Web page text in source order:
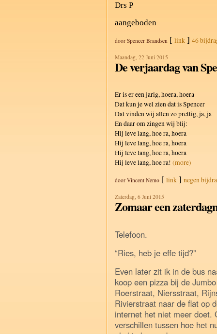
Drs P
aangeboden
door Spencer Brandsen [ link ] 46
Maandag, 22 Juni 2015
De verjaardag van
Er is er een jarig, hoera, hoera
Dat kun je wel zien dat is Spencer
Dat vinden wij allen zo prettig, ja, ja
En daar om zingen wij blij:
Hij leve lang, hoe ra, hoera
Hij leve lang, hoe ra, hoera
Hij leve lang, hoe ra, hoera
Hij leve lang, hoe ra! (more)
door Vincent Nemo [ link ] negen
Zaterdag, 6 Juni 2015
Zomaar een
Telefoon.
“Ries, heb je effe tijd?”
Even later zit ik in de bus
koop een pizza bij de
Roerstraat, Niersstraat,
Rivierstraat naar de flat op
internet het niet meer doet.
verschillen tussen hoe het